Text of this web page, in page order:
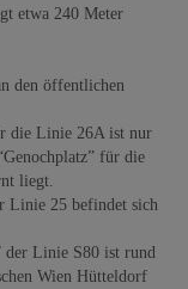
etwa 240 Meter
den öffentlichen
die Linie 26A ist nur
für die
liegt.
Linie 25 befindet sich
der Linie S80 ist rund
Wien Hütteldorf